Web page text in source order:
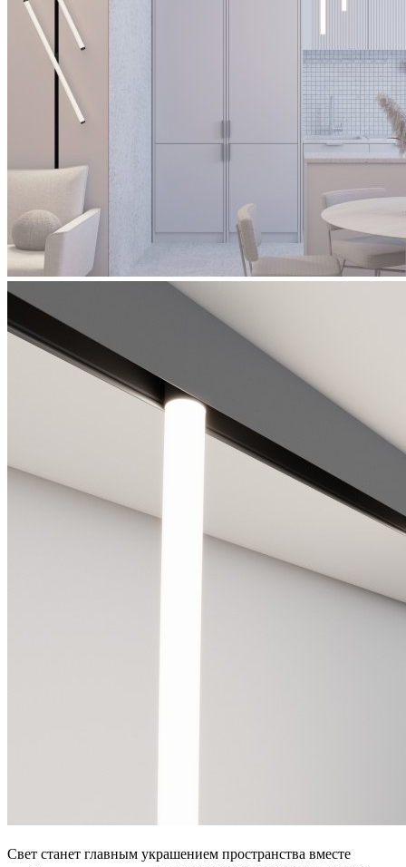
Свет станет главным украшением пространства вместе